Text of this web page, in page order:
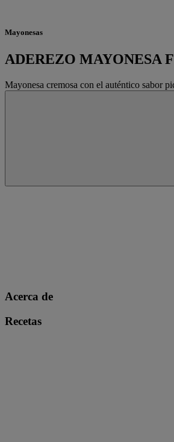
Mayonesas
ADEREZO MAYONESA
Mayonesa cremosa con el auténtico sabor
Acerca de
Recetas